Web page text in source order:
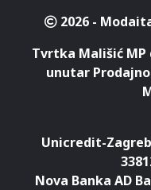
2026 -
Tvrtka Mališić MP
unutar
Unicredit-
Nova Banka AD